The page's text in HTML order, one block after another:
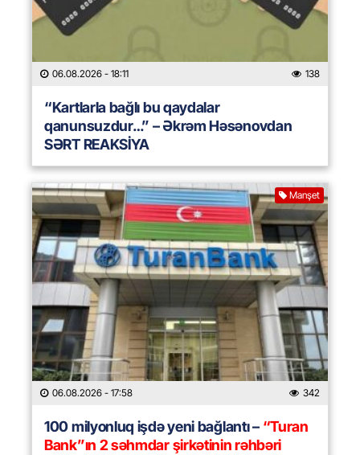
06.08.2026 - 18:11 138
“Kartlarla bağlı bu qaydalar
qanunsuzdur…” – Əkrəm Həsənovdan
SƏRT REAKSİYA
Manşet
06.08.2026 - 17:58 342
100 milyonluq işdə yeni bağlantı –“Turan
Bank”ın 2 səhmdar şirkətinin rəhbəri